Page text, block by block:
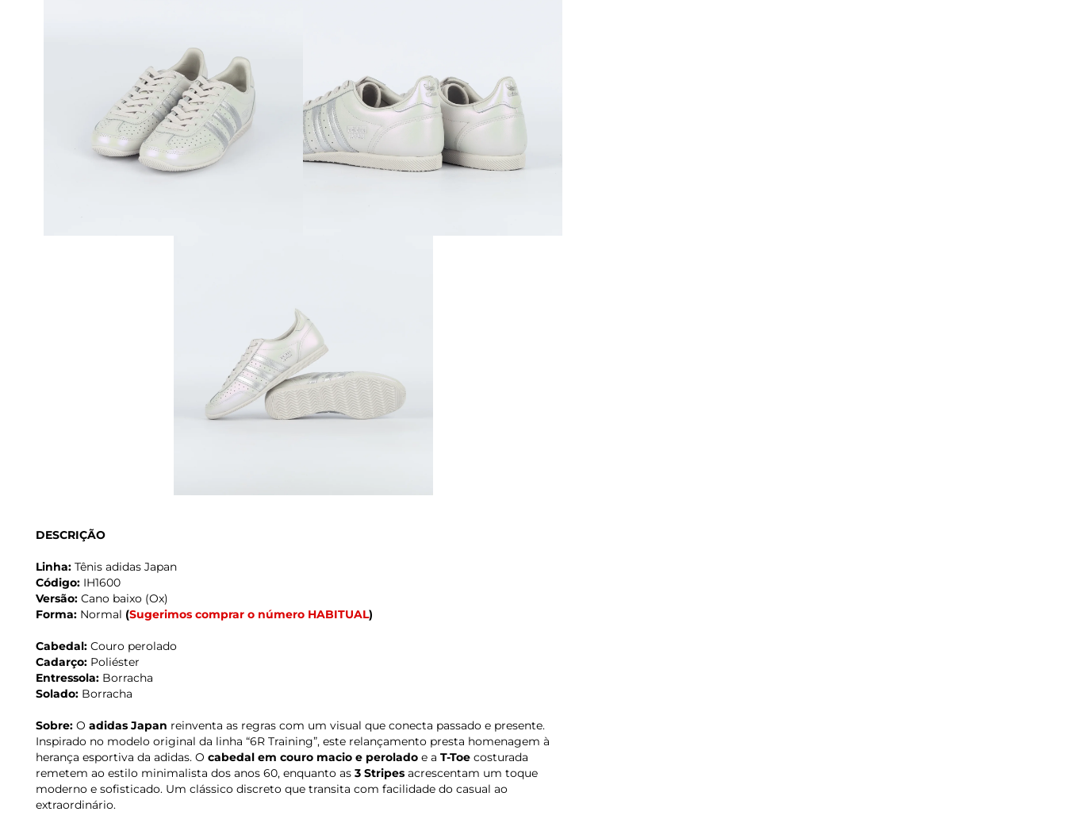
DESCRIÇÃO
Linha: Tênis adidas Japan
Código: IH1600
Versão: Cano baixo (Ox)
Forma: Normal (Sugerimos comprar o número HABITUAL)
Cabedal: Couro perolado
Cadarço: Poliéster
Entressola: Borracha
Solado: Borracha
Sobre: O adidas Japan reinventa as regras com um visual que conecta passado e presente.
Inspirado no modelo original da linha “6R Training”, este relançamento presta homenagem à
herança esportiva da adidas. O cabedal em couro macio e perolado e a T-Toe costurada
remetem ao estilo minimalista dos anos 60, enquanto as 3 Stripes acrescentam um toque
moderno e sofisticado. Um clássico discreto que transita com facilidade do casual ao
extraordinário.